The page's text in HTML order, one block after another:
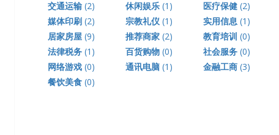
交通运输 (2) 休闲娱乐 (1) 医疗保健 (2)
媒体印刷 (2) 宗教礼仪 (1) 实用信息 (1)
居家房屋 (9) 推荐商家 (2) 教育培训 (0)
法律税务 (1) 百货购物 (0) 社会服务 (0)
网络游戏 (0) 通讯电脑 (1) 金融工商 (3)
餐饮美食 (0)